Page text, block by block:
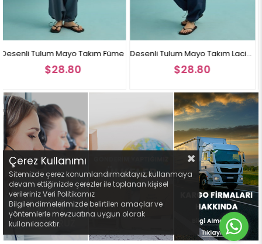
Füme Desenli Tulum Mayo Takım Lacivert Desenli Tulum Mayo
Çerez Kullanımı
Sitemizde çerez konumlandırmaktayız, kullanmaya
devam ettiğinizde çerezler ile toplanan kişisel
verileriniz Veri Politikamız
Bilgilendirmelerimizde belirtilen amaçlar ve
yöntemlerle mevzuatına uygun olarak
kullanılacaktır.